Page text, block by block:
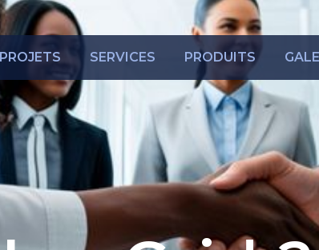
PROJETS SERVICES PRODUITS